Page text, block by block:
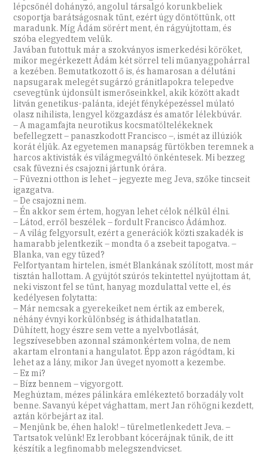
lépcsőnél dohányzó, angolul társalgó korunkbeliek
csoportja barátságosnak tűnt, ezért úgy döntöttünk, ott
maradunk. Míg Ádám sörért ment, én rágyújtottam, és
szóba elegyedtem velük.
Javában futottuk már a szokványos ismerkedési köröket,
mikor megérkezett Ádám két sörrel teli műanyagpohárral
a kezében. Bemutatkozott ő is, és hamarosan a délutáni
napsugarak melegét sugárzó gránitlapokra telepedve
csevegtünk újdonsült ismerőseinkkel, akik között akadt
litván genetikus-palánta, idejét fényképezéssel múlató
olasz nihilista, lengyel közgazdász és amatőr lélekbúvár.
– A magamfajta neurotikus kocsmatöltelékeknek
befellegzett – panaszkodott Francisco –, ismét az illúziók
korát éljük. Az egyetemen manapság fürtökben teremnek a
harcos aktivisták és világmegváltó önkéntesek. Mi bezzeg
csak füvezni és csajozni jártunk órára.
– Füvezni otthon is lehet – jegyezte meg Jeva, szőke tincseit
igazgatva.
– De csajozni nem.
– Én akkor sem értem, hogyan lehet célok nélkül élni.
– Látod, erről beszélek – fordult Francisco Ádámhoz.
– A világ felgyorsult, ezért a generációk közti szakadék is
hamarabb jelentkezik – mondta ő a zsebeit tapogatva. –
Blanka, van egy tüzed?
Felfortyantam hirtelen, ismét Blankának szólított, most már
tisztán hallottam. A gyújtót szúrós tekintettel nyújtottam át,
neki viszont fel se tűnt, hanyag mozdulattal vette el, és
kedélyesen folytatta:
– Már nemcsak a gyerekeiket nem értik az emberek,
néhány évnyi korkülönbség is áthidalhatatlan.
Dühített, hogy észre sem vette a nyelvbotlását,
legszívesebben azonnal számonkértem volna, de nem
akartam elrontani a hangulatot. Épp azon rágódtam, ki
lehet az a lány, mikor Jan üveget nyomott a kezembe.
– Ez mi?
– Bízz bennem – vigyorgott.
Meghúztam, mézes pálinkára emlékeztető borzadály volt
benne. Savanyú képet vághattam, mert Jan röhögni kezdett,
aztán körbejárt az ital.
– Menjünk be, éhen halok! – türelmetlenkedett Jeva. –
Tartsatok velünk! Ez lerobbant kócerájnak tűnik, de itt
készítik a legfinomabb melegszendvicset.